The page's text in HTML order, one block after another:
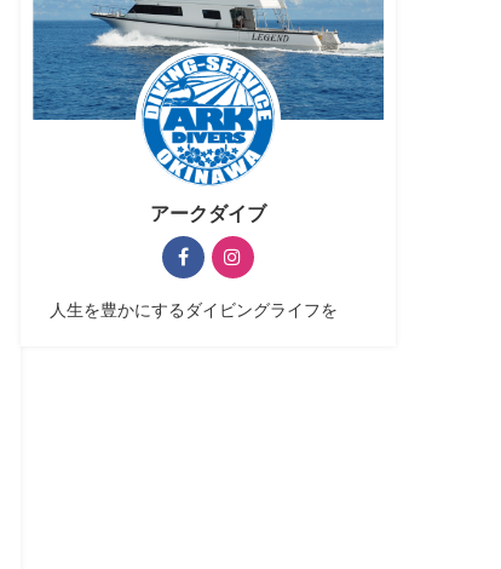
アークダイブ
人生を豊かにするダイビングライフを